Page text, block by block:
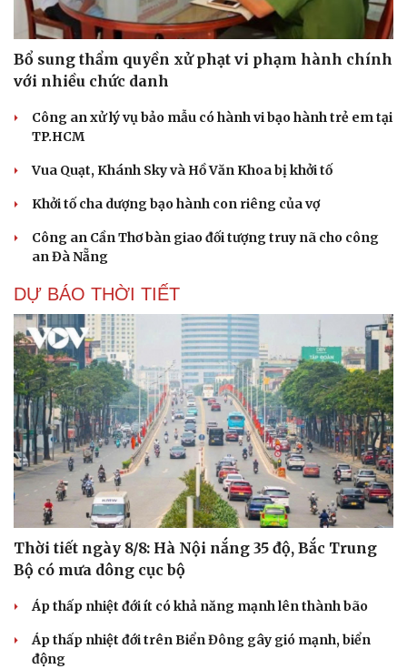
Du lịch
Tư vấn
Săn Tour
Podcast
Câu chuyện thời sự
Bổ sung thẩm quyền xử phạt vi phạm hành chính
với nhiều chức danh
Công an xử lý vụ bảo mẫu có hành vi bạo hành trẻ em tại
TP.HCM
Vua Quạt, Khánh Sky và Hồ Văn Khoa bị khởi tố
Khởi tố cha dượng bạo hành con riêng của vợ
Công an Cần Thơ bàn giao đối tượng truy nã cho công
an Đà Nẵng
DỰ BÁO THỜI TIẾT
Thời tiết ngày 8/8: Hà Nội nắng 35 độ, Bắc Trung
Bộ có mưa dông cục bộ
Áp thấp nhiệt đới ít có khả năng mạnh lên thành bão
Áp thấp nhiệt đới trên Biển Đông gây gió mạnh, biển
động